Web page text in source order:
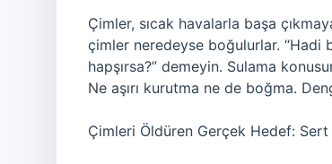
Çimler, sıcak havalarla başa
çimler neredeyse boğulurlar. “Hadi
hapşırsa?” demeyin. Sulama
Ne aşırı kurutma ne de boğma.
Çimleri Öldüren Gerçek Hedef: